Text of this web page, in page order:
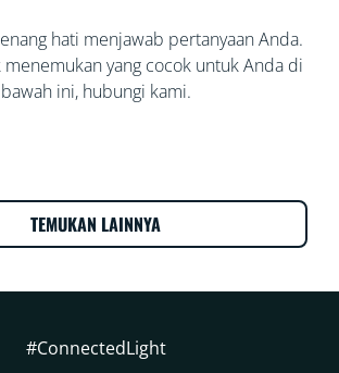
hati menjawab pertanyaan Anda.
menemukan yang cocok untuk Anda di
bawah ini, hubungi kami.
TEMUKAN LAINNYA
#ConnectedLight